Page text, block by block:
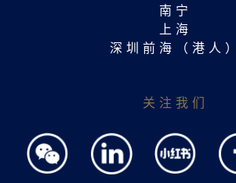
南宁
上海
深圳前海（港人）
关注我们